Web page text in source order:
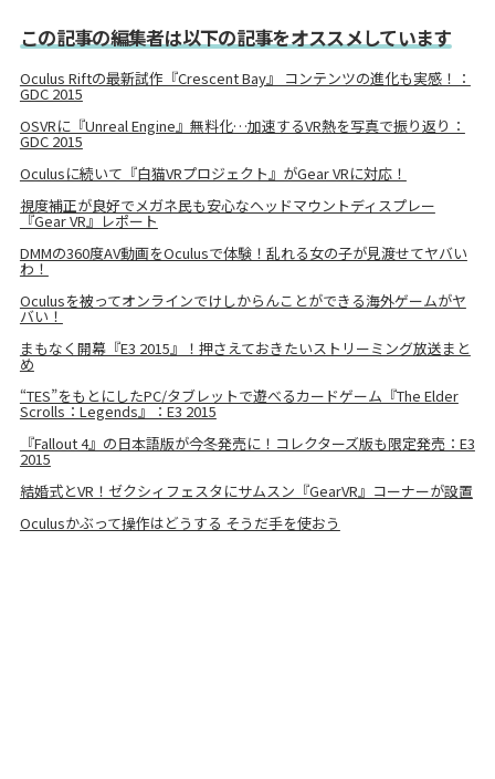
この記事の編集者は以下の記事をオススメしています
Oculus Riftの最新試作『Crescent Bay』 コンテンツの進化も実感！：
GDC 2015
OSVRに『Unreal Engine』無料化…加速するVR熱を写真で振り返り：
GDC 2015
Oculusに続いて『白猫VRプロジェクト』がGear VRに対応！
視度補正が良好でメガネ民も安心なヘッドマウントディスプレー
『Gear VR』レポート
DMMの360度AV動画をOculusで体験！乱れる女の子が見渡せてヤバい
わ！
Oculusを被ってオンラインでけしからんことができる海外ゲームがヤ
バい！
まもなく開幕『E3 2015』！押さえておきたいストリーミング放送まと
め
“TES”をもとにしたPC/タブレットで遊べるカードゲーム『The Elder
Scrolls：Legends』：E3 2015
『Fallout 4』の日本語版が今冬発売に！コレクターズ版も限定発売：E3
2015
結婚式とVR！ゼクシィフェスタにサムスン『GearVR』コーナーが設置
Oculusかぶって操作はどうする そうだ手を使おう